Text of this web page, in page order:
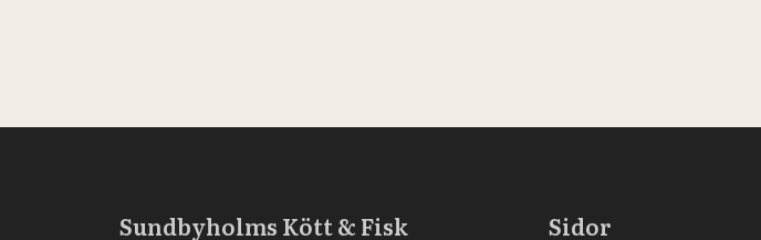
Sundbyholms Kött & Fisk Sidor